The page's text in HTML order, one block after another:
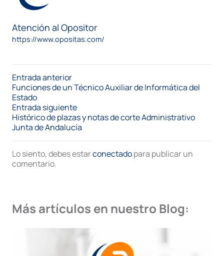
Atención al Opositor
https://www.opositas.com/
Entrada anterior
Funciones de un Técnico Auxiliar de Informática del
Estado
Entrada siguiente
Histórico de plazas y notas de corte Administrativo
Junta de Andalucía
Lo siento, debes estarconectadopara publicar un
comentario.
Más artículos en nuestro Blog: